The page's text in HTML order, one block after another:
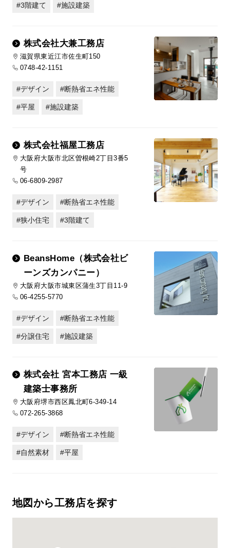
3階建て 施設建築
株式会社大兼工務店
滋賀県東近江市佐生町150
0748-42-1151
デザイン 断熱省エネ性能
平屋 施設建築
株式会社福屋工務店
大阪府大阪市北区曽根崎2丁目3番5
号
06-6809-2987
デザイン 断熱省エネ性能
狭小住宅 3階建て
BeansHome（株式会社ビ
ーンズカンパニー）
大阪府大阪市城東区蒲生3丁目11-9
06-4255-5770
デザイン 断熱省エネ性能
分譲住宅 施設建築
株式会社 宮本工務店 一級
建築士事務所
大阪府堺市西区鳳北町6-349-14
072-265-3868
デザイン 断熱省エネ性能
自然素材 平屋
地図から工務店を探す